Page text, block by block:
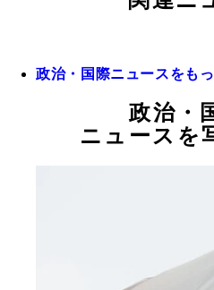
政治・国際ニュースをも
政治・
ニュースを